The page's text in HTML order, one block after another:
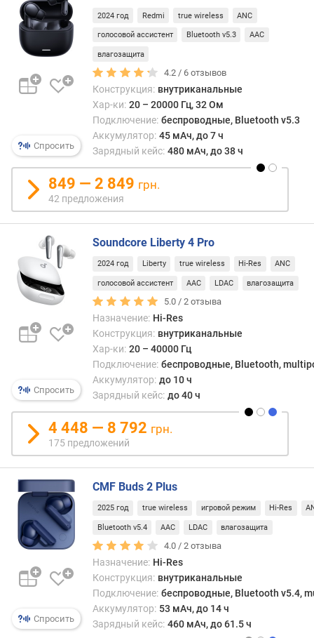
л
ю
е
н
и
S
B
в
и
B
l
e
t
h
ш
т
е
к
е
р
п
о
в
о
к
а
Спросить
2024 год Redmi true wireless ANC
голосовой ассистент Bluetooth v5.3 AAC
влагозащита
4.2 / 6 отзывов
Конструкция: внутриканальные
Хар-ки: 20 – 20000 Гц, 32 Ом
Подключение: беспроводные, Bluetooth v5.3
Аккумулятор: 45 мАч, до 7 ч
Зарядный кейс: 480 мАч, до 38 ч
849 — 2 849 грн.
42 предложения
Спросить
Soundcore Liberty 4 Pro
2024 год Liberty true wireless Hi-Res ANC
голосовой ассистент AAC LDAC влагозащита
5.0 /2 отзыва
Назначение: Hi-Res
Конструкция: внутриканальные
Хар-ки: 20 – 40000 Гц
Подключение: беспроводные, Bluetooth,
Аккумулятор: до 10 ч
Зарядный кейс: до 40 ч
4 448 — 8 792 грн.
175 предложений
Спросить
CMF Buds 2 Plus
2025 год true wireless игровой режим Hi-Res
Bluetooth v5.4 AAC LDAC влагозащита
4.0 /2 отзыва
Назначение: Hi-Res
Конструкция: внутриканальные
Подключение: беспроводные, Bluetooth v5.4,
Аккумулятор: 53 мАч, до 14 ч
Зарядный кейс: 460 мАч, до 61.5 ч